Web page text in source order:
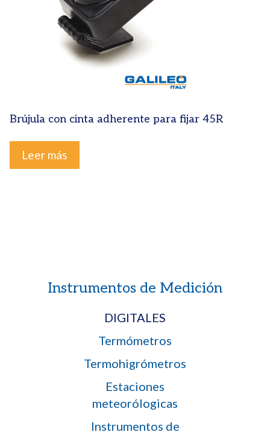
Brújula con cinta adherente para fijar 45R
Leer más
Instrumentos de Medición
DIGITALES
Termómetros
Termohigrómetros
Estaciones
meteorólogicas
Instrumentos de